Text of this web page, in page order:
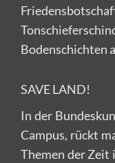
Bodenschichten
SAVE LAND!
In der
Campus, rückt
Themen der Zeit